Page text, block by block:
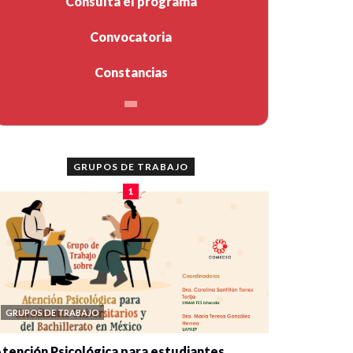
Convocatoria
Constancias
GRUPOS DE TRABAJO
1
GRUPOS DE TRABAJO